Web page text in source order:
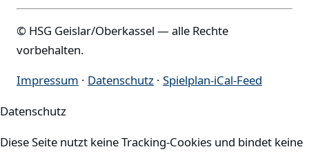
© HSG Geislar/Oberkassel — alle Rechte
vorbehalten.
Impressum · Datenschutz · Spielplan-iCal-Feed
Datenschutz
Diese Seite nutzt keine Tracking-Cookies und bindet keine